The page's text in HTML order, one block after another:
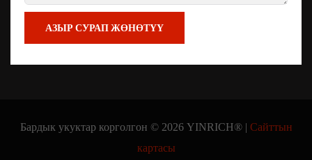
АЗЫР СУРАП ЖӨНӨТҮҮ
Бардык укуктар корголгон © 2026 YINRICH® | Сайттын
картасы